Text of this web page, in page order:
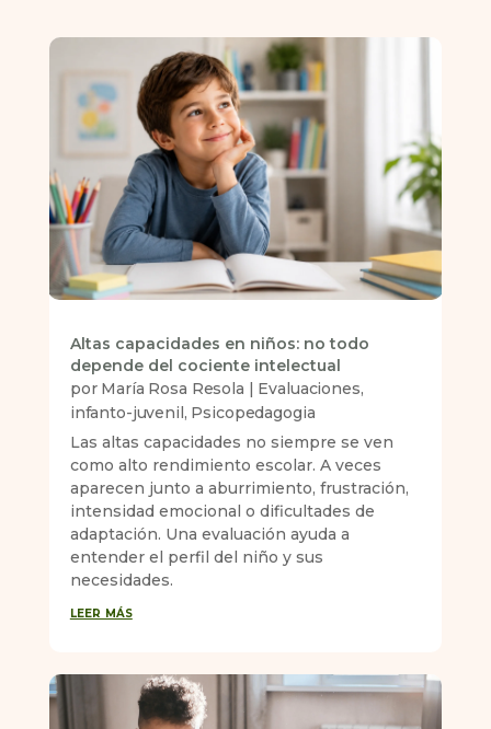
Altas capacidades en niños: no todo
depende del cociente intelectual
por María Rosa Resola | Evaluaciones,
infanto-juvenil, Psicopedagogia
Las altas capacidades no siempre se ven
como alto rendimiento escolar. A veces
aparecen junto a aburrimiento, frustración,
intensidad emocional o dificultades de
adaptación. Una evaluación ayuda a
entender el perfil del niño y sus
necesidades.
leer más